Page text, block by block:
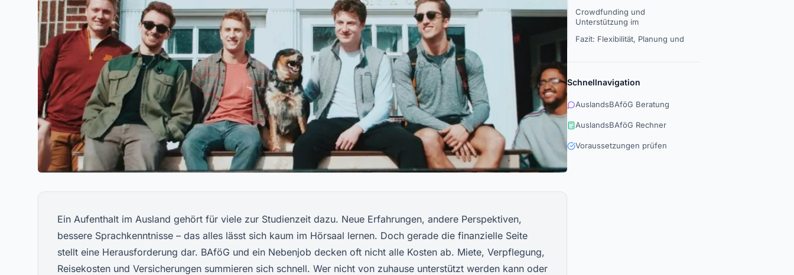
Ein Aufenthalt im Ausland gehört für viele zur Studienzeit dazu. Neue Erfahrungen, andere Perspektiven,
bessere Sprachkenntnisse – das alles lässt sich kaum im Hörsaal lernen. Doch gerade die finanzielle Seite
stellt eine Herausforderung dar. BAföG und ein Nebenjob decken oft nicht alle Kosten ab. Miete, Verpflegung,
Reisekosten und Versicherungen summieren sich schnell. Wer nicht von zuhause unterstützt werden kann oder
Crowdfunding und
Unterstützung im
Fazit: Flexibilität, Planung und
Schnellnavigation
AuslandsBAföG Beratung
AuslandsBAföG Rechner
Voraussetzungen prüfen